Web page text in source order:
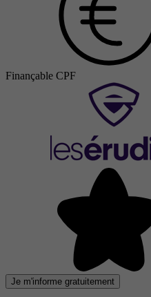
Finançable CPF
Je m'informe gratuitement